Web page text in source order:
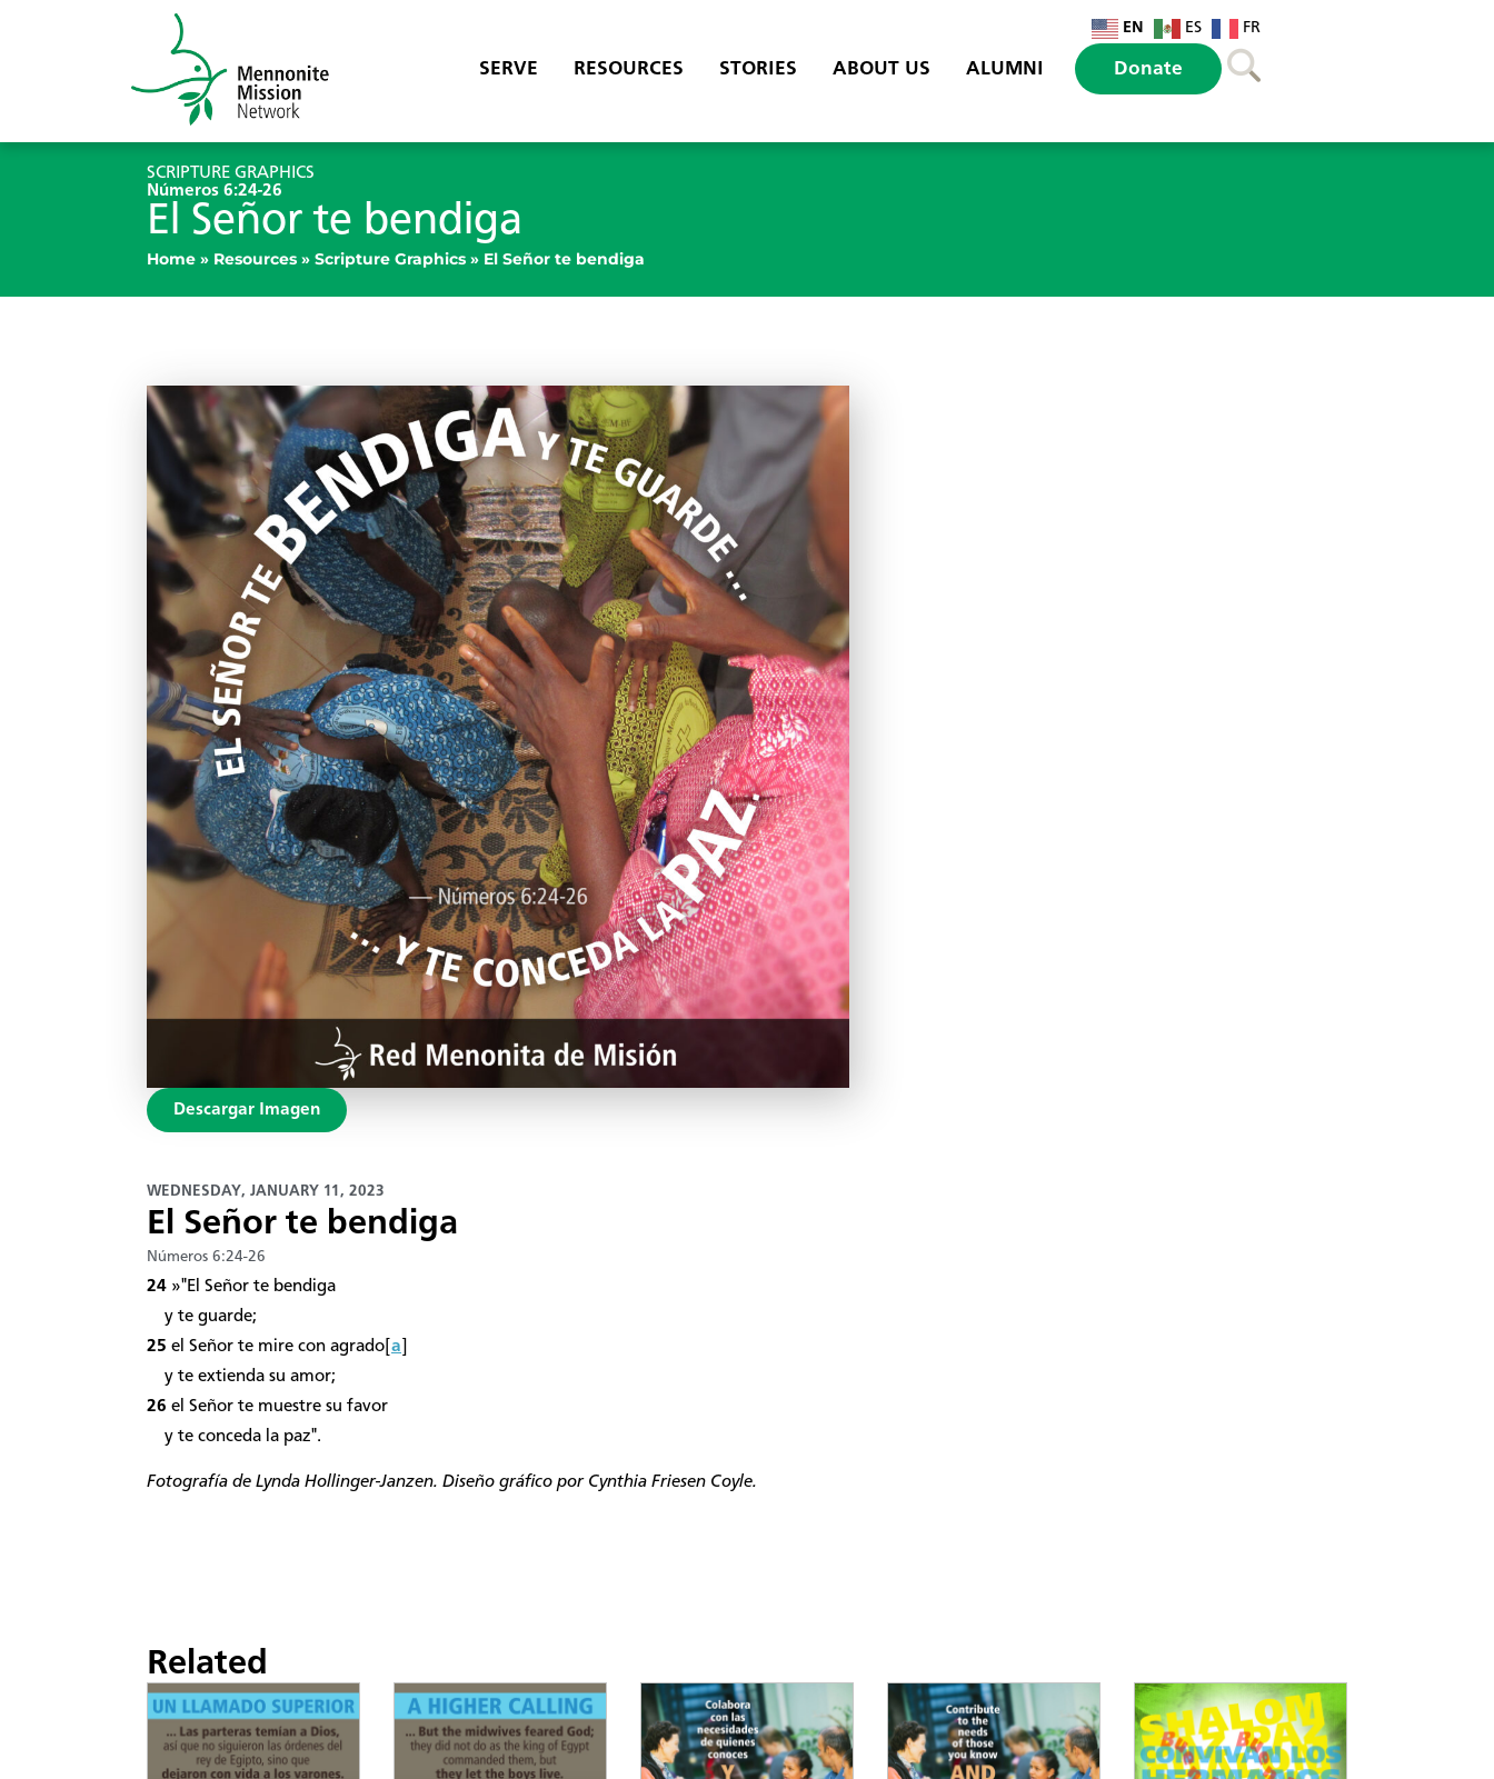
EN ES FR
SERVE RESOURCES STORIES ABOUT US ALUMNI Donate
SCRIPTURE GRAPHICS
Números 6:24-26
El Señor te bendiga
Home » Resources » Scripture Graphics » El Señor te bendiga
Descargar Imagen
WEDNESDAY, JANUARY 11, 2023
El Señor te bendiga
Números 6:24-26
24 »"El Señor te bendiga
y te guarde;
25 el Señor te mire con agrado[ a
y te extienda su amor;
26 el Señor te muestre su favor
y te conceda la paz".
Fotografía de Lynda Hollinger-Janzen. Diseño gráfico por Cynthia Friesen Coyle.
Related